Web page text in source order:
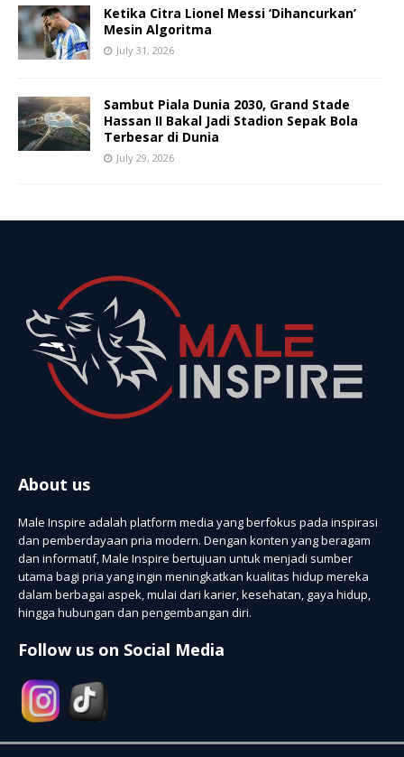
Ketika Citra Lionel Messi ‘Dihancurkan’
Mesin Algoritma
July 31, 2026
Sambut Piala Dunia 2030, Grand Stade
Hassan II Bakal Jadi Stadion Sepak Bola
Terbesar di Dunia
July 29, 2026
About us
Male Inspire adalah platform media yang berfokus pada inspirasi
dan pemberdayaan pria modern. Dengan konten yang beragam
dan informatif, Male Inspire bertujuan untuk menjadi sumber
utama bagi pria yang ingin meningkatkan kualitas hidup mereka
dalam berbagai aspek, mulai dari karier, kesehatan, gaya hidup,
hingga hubungan dan pengembangan diri.
Follow us on Social Media